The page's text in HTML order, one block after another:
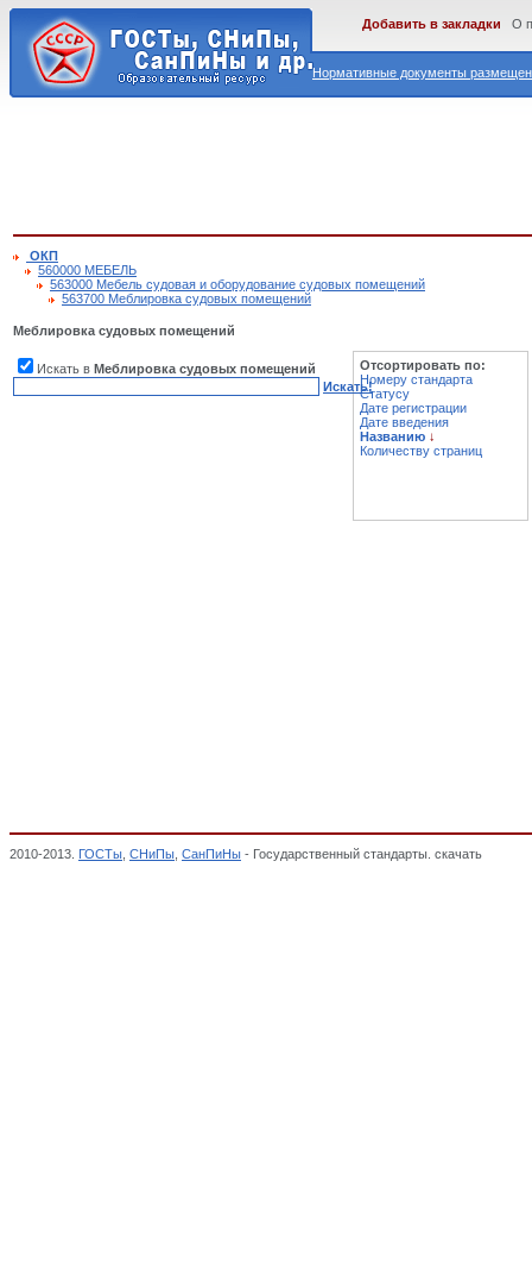
Нормативные документы
Добавить в закладки О
ОКП
560000 МЕБЕЛЬ
563000 Мебель судовая и оборудование судовых помещений
563700 Меблировка судовых помещений
Меблировка судовых помещений
Искать в Меблировка судовых помещений
Искать!
Отсортировать по:
Номеру стандарта
Статусу
Дате регистрации
Дате введения
Названию ↓
Количеству страниц
2010-2013. ГОСТы СНиПы СанПиНы - Государственный стандарты. скачать